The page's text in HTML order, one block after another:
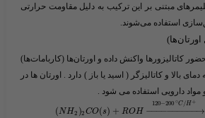
مبتنی بر این ترکیب به دلیل مقاومت حرارتی
استفاده می‌شوند.
کاتالیزورها واکنش داده و اورتان‌ها (کاربامات‌ها)
بالا و کاتالیزگر ( اسید یا باز ) دارد . اورتان ها در
مواد دارویی استفاده می شود .
(NH2 )2 CO(s) + ROH − →
−−−−−−−−−
120−200 ∘C/H +